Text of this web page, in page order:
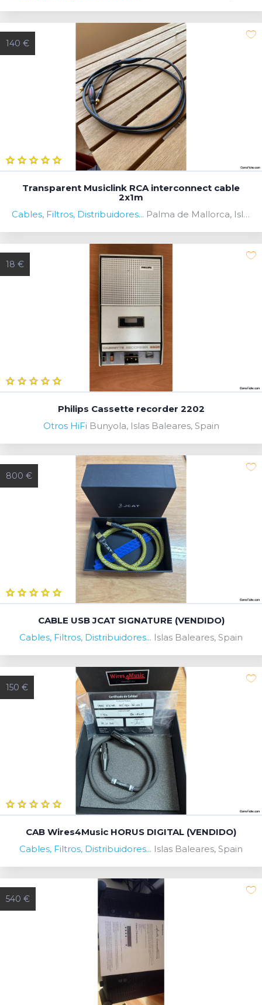
140 €
Transparent Musiclink RCA interconnect cable
2x1m
Cables, Filtros, Distribuidores... Palma de Mallorca, Islas Baleares, Spain
18 €
Philips Cassette recorder 2202
Otros HiFi Bunyola, Islas Baleares, Spain
800 €
CABLE USB JCAT SIGNATURE (VENDIDO)
Cables, Filtros, Distribuidores... Islas Baleares, Spain
150 €
CAB Wires4Music HORUS DIGITAL (VENDIDO)
Cables, Filtros, Distribuidores... Islas Baleares, Spain
540 €